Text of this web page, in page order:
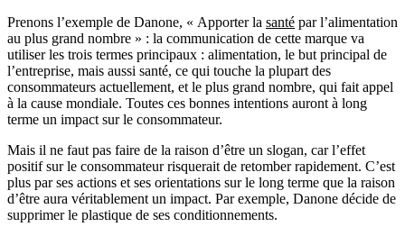
Prenons l’exemple de Danone, « Apporter la santé par l’alimentation
au plus grand nombre » : la communication de cette marque va
utiliser les trois termes principaux : alimentation, le but principal de
l’entreprise, mais aussi santé, ce qui touche la plupart des
consommateurs actuellement, et le plus grand nombre, qui fait appel
à la cause mondiale. Toutes ces bonnes intentions auront à long
terme un impact sur le consommateur.
Mais il ne faut pas faire de la raison d’être un slogan, car l’effet
positif sur le consommateur risquerait de retomber rapidement. C’est
plus par ses actions et ses orientations sur le long terme que la raison
d’être aura véritablement un impact. Par exemple, Danone décide de
supprimer le plastique de ses conditionnements.